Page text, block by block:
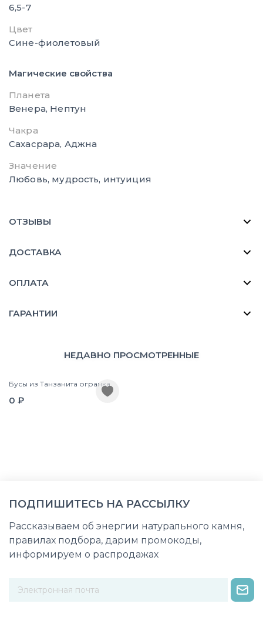
6,5-7
Цвет
Сине-фиолетовый
Магические свойства
Планета
Венера, Нептун
Чакра
Сахасрара, Аджна
Значение
Любовь, мудрость, интуиция
ОТЗЫВЫ
ДОСТАВКА
ОПЛАТА
ГАРАНТИИ
НЕДАВНО ПРОСМОТРЕННЫЕ
Бусы из Танзанита огранка
0 ₽
ПОДПИШИТЕСЬ НА РАССЫЛКУ
Рассказываем об энергии натурального камня,
правилах подбора, дарим промокоды,
информируем о распродажах